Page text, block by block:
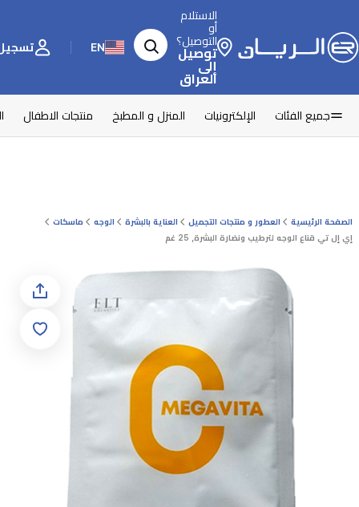
الاستلام
أو
التوصيل؟
توصيل
إلى
العراق
EN تسجيل
جميع الفئات الإلكترونيات المنزل و المطبخ منتجات الاطفال
الصفحة الرئيسية العطور و منتجات التجميل العناية بالبشرة الوجه
ماسكات
إي إل تي قناع الوجه لترطيب ونضارة البشرة, 25 غم